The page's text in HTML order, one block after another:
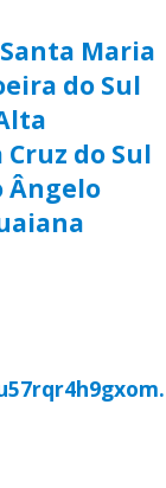
Maria
do Sul
Cruz do Sul
Ângelo